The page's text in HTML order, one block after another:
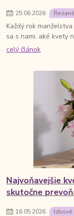
25.06.2026
Každý rok
sa s nami, aké kvety
celý článok
Najvoňavejšie
skutočne
16.05.2026